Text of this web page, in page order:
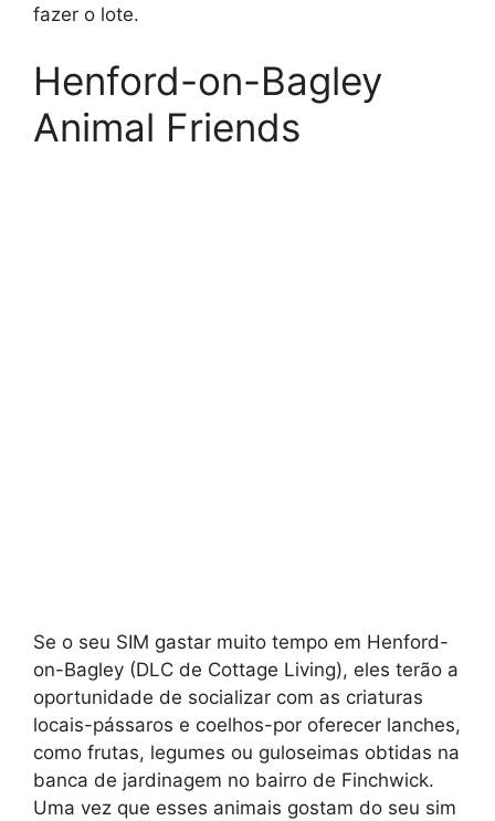
fazer o lote.
Henford-on-Bagley
Animal Friends
Se o seu SIM gastar muito tempo em Henford-
on-Bagley (DLC de Cottage Living), eles terão a
oportunidade de socializar com as criaturas
locais-pássaros e coelhos-por oferecer lanches,
como frutas, legumes ou guloseimas obtidas na
banca de jardinagem no bairro de Finchwick.
Uma vez que esses animais gostam do seu sim